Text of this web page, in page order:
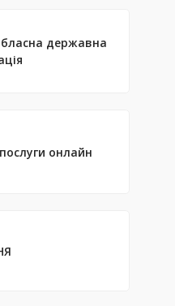
державна
онлайн